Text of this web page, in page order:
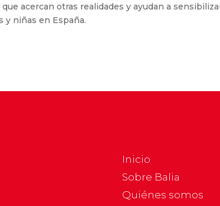
acercan otras realidades y ayudan a
y niñas en España.
Inicio
Sobre Balia
Quiénes somos